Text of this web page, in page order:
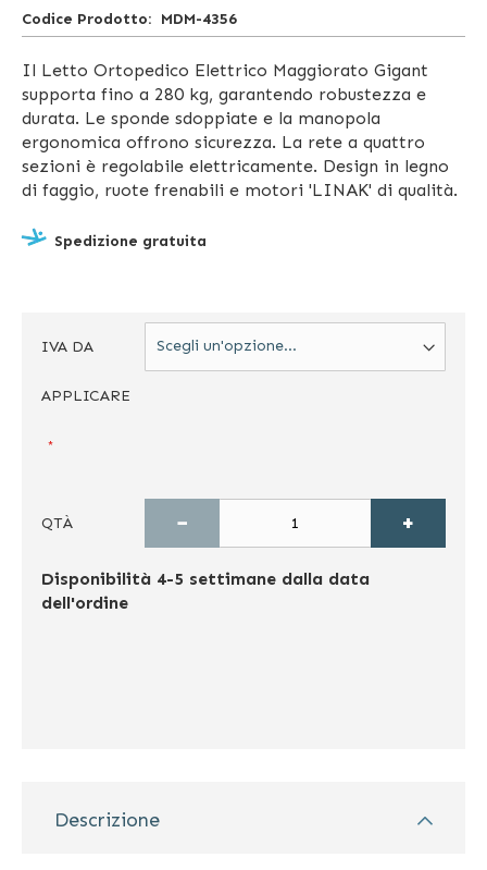
Codice Prodotto MDM-4356
Il Letto Ortopedico Elettrico Maggiorato Gigant
supporta fino a 280 kg, garantendo robustezza e
durata. Le sponde sdoppiate e la manopola
ergonomica offrono sicurezza. La rete a quattro
sezioni è regolabile elettricamente. Design in legno
di faggio, ruote frenabili e motori 'LINAK' di qualità.
Spedizione gratuita
IVA DA
APPLICARE
QTÀ − +
Disponibilità 4-5 settimane dalla data
dell'ordine
Descrizione